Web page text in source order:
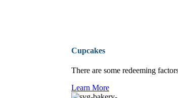
Cupcakes
There are some redeeming
Learn More